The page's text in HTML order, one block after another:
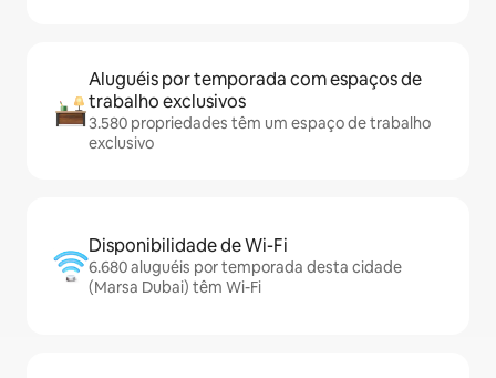
Aluguéis por temporada com espaços de
trabalho exclusivos
3.580 propriedades têm um espaço de trabalho
exclusivo
Disponibilidade de Wi-Fi
6.680 aluguéis por temporada desta cidade
(Marsa Dubai) têm Wi-Fi